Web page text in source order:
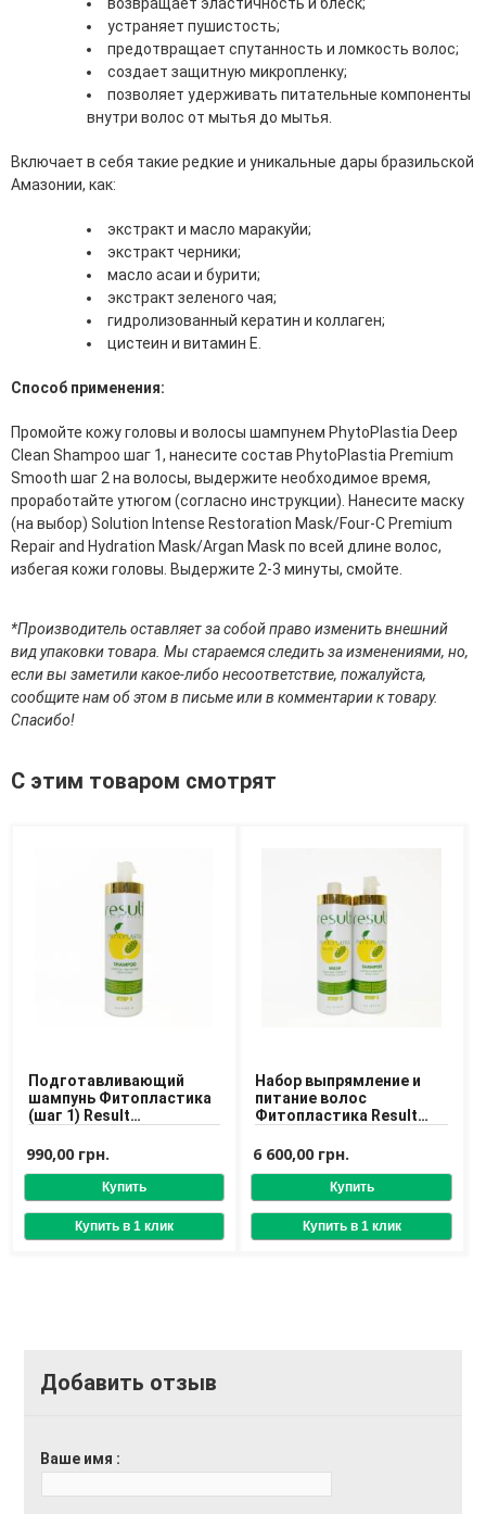
Для Тела
Автозагар для тела
Дезодоранты для тела
Лосьоны, сыворотки и эликсиры для тела
Молочко для тела
Наборы по уходу за телом
Пены для ванны
Скрабы и пилинги для тела
Средства для депиляции
Туалетная вода для тела
Уход для ног
Уход для рук
Для бороды и усов
Наборы косметики для мужчин
Средства для бритья
Уход для лица
О Магазине
Контакты
Доставка
устраняет пушистость;
предотвращает спутанность и ломкость волос;
создает защитную микропленку;
позволяет удерживать питательные компоненты
внутри волос от мытья до мытья.
Включает в себя такие редкие и уникальные дары бразильской
Амазонии, как:
экстракт и масло маракуйи;
экстракт черники;
масло асаи и бурити;
экстракт зеленого чая;
гидролизованный кератин и коллаген;
цистеин и витамин Е.
Способ применения:
Промойте кожу головы и волосы шампунем PhytoPlastia Deep
Clean Shampoo шаг 1, нанесите состав PhytoPlastia Premium
Smooth шаг 2 на волосы, выдержите необходимое время,
проработайте утюгом (согласно инструкции). Нанесите маску
(на выбор) Solution Intense Restoration Mask/Four-C Premium
Repair and Hydration Mask/Argan Mask по всей длине волос,
избегая кожи головы. Выдержите 2-3 минуты, смойте.
*Производитель оставляет за собой право изменить внешний
вид упаковки товара. Мы стараемся следить за изменениями, но,
если вы заметили какое-либо несоответствие, пожалуйста,
сообщите нам об этом в письме или в комментарии к товару.
Спасибо!
С этим товаром смотрят
Подготавливающий
шампунь Фитопластика
(шаг 1) Result
PHYTOPLASTIA SHAMPOO
990,00 грн.
Набор выпрямление и
питание волос
Фитопластика Result
Step 1, 2
6 600,00 грн.
Добавить отзыв
Ваше имя